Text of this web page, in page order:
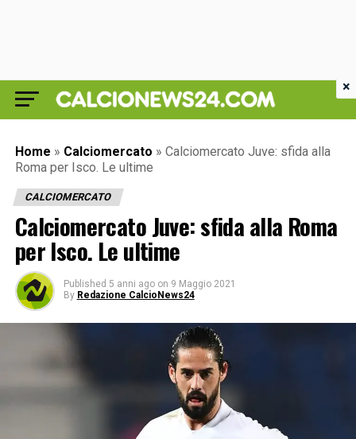
Home » Calciomercato » Calciomercato Juve: sfida alla
Roma per Isco. Le ultime
CALCIOMERCATO
Calciomercato Juve: sfida alla Roma
per Isco. Le ultime
Published 5 anni ago on 9 Maggio 2021
By Redazione CalcioNews24
×